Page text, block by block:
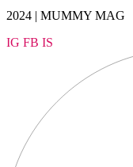
2024 | MUMMY MAG
IG FB IS